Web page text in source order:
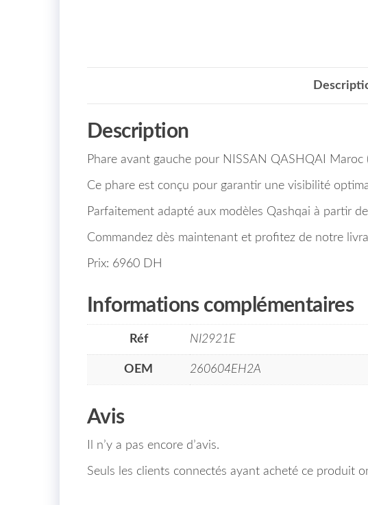
Description
Phare avant gauche pour NISSAN QASHQAI
Ce phare est conçu pour garantir une visibilité
Parfaitement adapté aux modèles Qashqai à partir
Commandez dès maintenant et profitez de notre
Prix: 6960 DH
Informations complémentaires
Réf NI2921E
OEM 260604EH2A
Avis
Il n’y a pas encore d’avis.
Seuls les clients connectés ayant acheté ce produit